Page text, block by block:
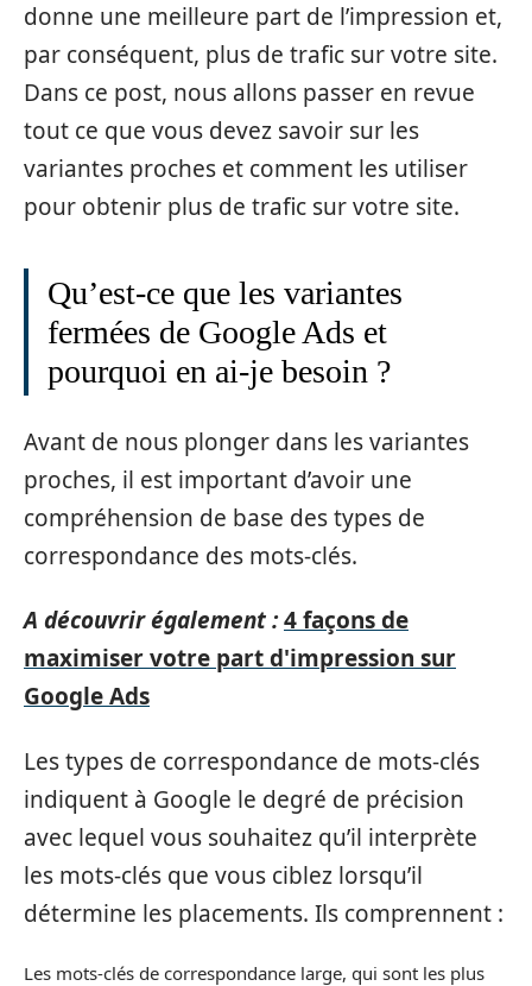
donne une meilleure part de l’impression et,
par conséquent, plus de trafic sur votre site.
Dans ce post, nous allons passer en revue
tout ce que vous devez savoir sur les
variantes proches et comment les utiliser
pour obtenir plus de trafic sur votre site.
Qu’est-ce que les variantes
fermées de Google Ads et
pourquoi en ai-je besoin ?
Avant de nous plonger dans les variantes
proches, il est important d’avoir une
compréhension de base des types de
correspondance des mots-clés.
A découvrir également :4 façons de
maximiser votre part d'impression sur
Google Ads
Les types de correspondance de mots-clés
indiquent à Google le degré de précision
avec lequel vous souhaitez qu’il interprète
les mots-clés que vous ciblez lorsqu’il
détermine les placements. Ils comprennent :
Les mots-clés de correspondance large, qui sont les plus